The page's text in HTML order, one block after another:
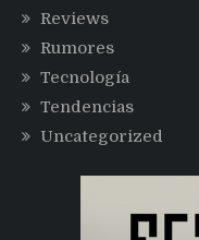
Reviews
Rumores
Tecnología
Tendencias
Uncategorized